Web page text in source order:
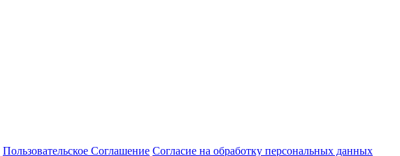
Пользовательское Соглашение Согласие на обработку персональных данных